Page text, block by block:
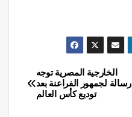
الخارجية المصرية توجه
رسالة لجمهور الفراعنة بعد
توديع كأس العالم